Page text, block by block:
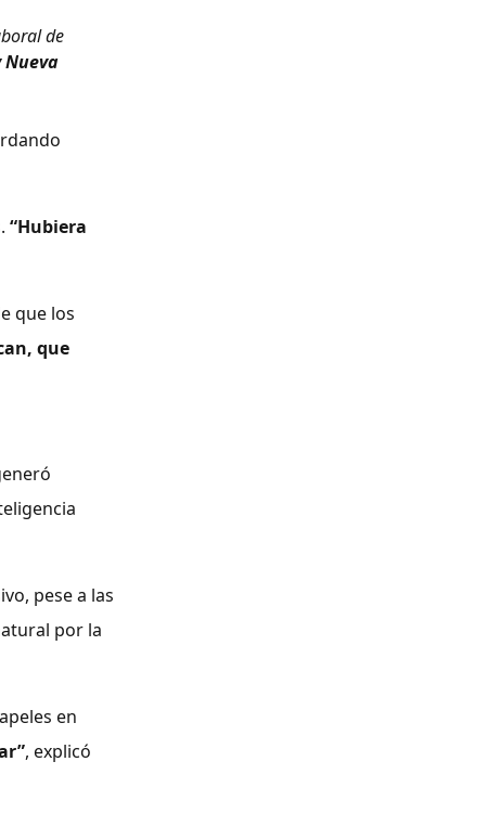
de
Nueva
“Hubiera
que los
que
pese a las
por la
en
, explicó